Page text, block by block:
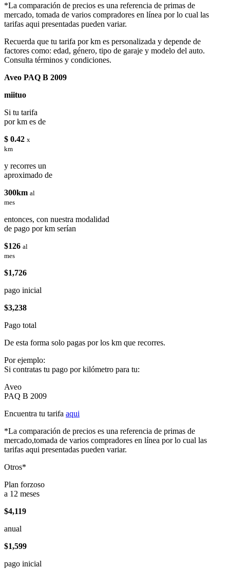
*La comparación de precios es una referencia de primas de
mercado, tomada de varios compradores en línea por lo cual las
tarifas aqui presentadas pueden variar.
Recuerda que tu tarifa por km es personalizada y depende de
factores como: edad, género, tipo de garaje y modelo del auto.
Consulta términos y condiciones.
Aveo PAQ B 2009
miituo
Si tu tarifa
por km es de
$ 0.42 x
km
y recorres un
aproximado de
300km al
mes
entonces, con nuestra modalidad
de pago por km serían
$126 al
mes
$1,726
pago inicial
$3,238
Pago total
De esta forma solo pagas por los km que recorres.
Por ejemplo:
Si contratas tu pago por kilómetro para tu:
Aveo
PAQ B 2009
Encuentra tu tarifa aqui
*La comparación de precios es una referencia de primas de
mercado,tomada de varios compradores en línea por lo cual las
tarifas aqui presentadas pueden variar.
Otros*
Plan forzoso
a 12 meses
$4,119
anual
$1,599
pago inicial